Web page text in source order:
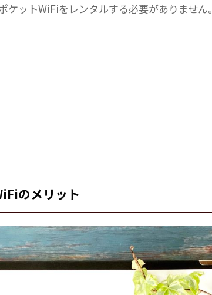
ットWiFiをレンタルする必要がありません。
のメリット